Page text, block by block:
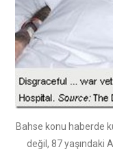
Bahse konu haberde
değil, 87 yaşındaki